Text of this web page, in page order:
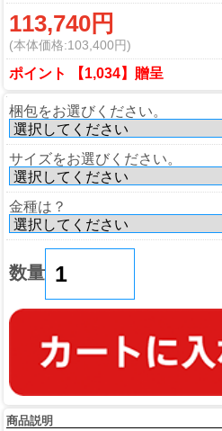
113,740円
(本体価格:103,400円)
ポイント 【1,034】贈呈
梱包をお選びください。
サイズをお選びください。
金種は？
数量
商品説明